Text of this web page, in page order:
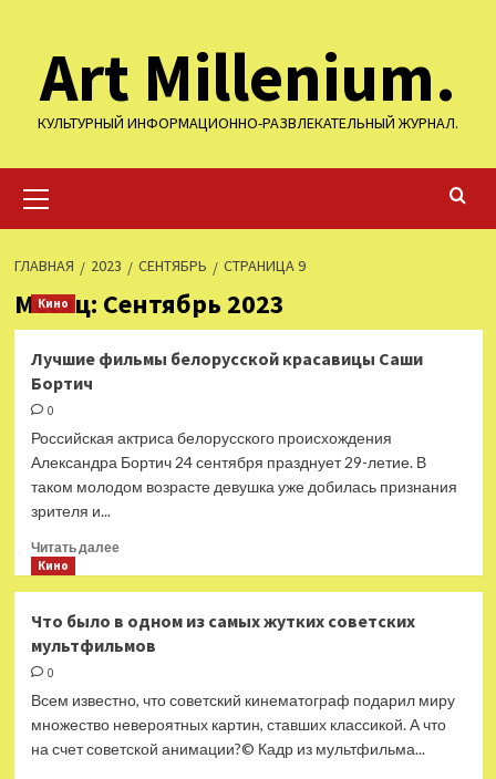
содержимому
Art Millenium.
КУЛЬТУРНЫЙ ИНФОРМАЦИОННО-РАЗВЛЕКАТЕЛЬНЫЙ ЖУРНАЛ.
меню
ГЛАВНАЯ 2023 СЕНТЯБРЬ СТРАНИЦА 9
Месяц: Сентябрь 2023
Кино
Лучшие фильмы белорусской красавицы Саши
Бортич
0
Российская актриса белорусского происхождения
Александра Бортич 24 сентября празднует 29-летие. В
таком молодом возрасте девушка уже добилась признания
зрителя и...
Читать далееПрочитать
фильмы
белорусской
Бортич
Кино
Что было в одном из самых жутких советских
мультфильмов
0
Всем известно, что советский кинематограф подарил миру
множество невероятных картин, ставших классикой. А что
на счет советской анимации?© Кадр из мультфильма...